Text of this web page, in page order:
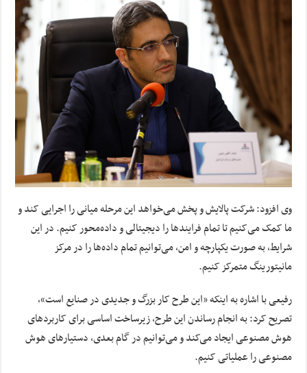
وی افزود: شرکت پالایش و پخش می‌خواهد این مرحله میانی را اجرایی کند و
ما کمک می‌‎کنیم تا تمام فرایندها را دیجیتالی و داده‌محور کنیم. در این
شرایط، به صورت یکپارچه و امن، می‌توانیم تمام داده‌ها را در مرکز
مانیتورینگ متمرکز کنیم.
رفیعی با اشاره به اینکه «این طرح کار بزرگ و جدیدی در صنایع است»،
تصریح کرد: به انجام رساندن این طرح، زیرساخت اساسی برای کاربردهای
هوش مصنوعی ایجاد می‌کند و می‌توانیم در گام بعدی، دستیارهای هوش
مصنوعی را عملیاتی کنیم.